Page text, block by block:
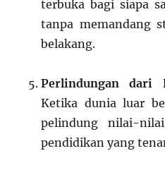
terbuka bagi siapa
tanpa memandang
belakang.
Perlindungan dari
Ketika dunia luar
pelindung nilai-
pendidikan yang